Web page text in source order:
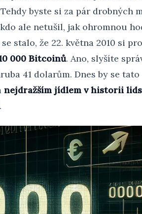
byste si za pár drobných
ale netušil, jak ohromnou
stalo, že 22. května 2010 si
000 Bitcoinů. Ano, slyšíte
41 dolarům. Dnes by se
nejdražším jídlem v historii